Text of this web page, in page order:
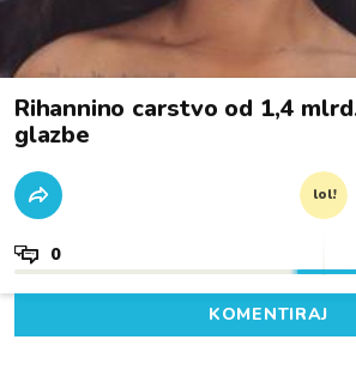
Rihannino carstvo od 1,4
glazbe
lol!
0
KOMENTIRAJ